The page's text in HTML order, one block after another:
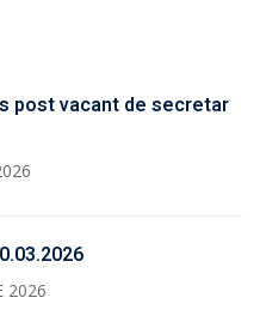
post vacant de secretar
2026